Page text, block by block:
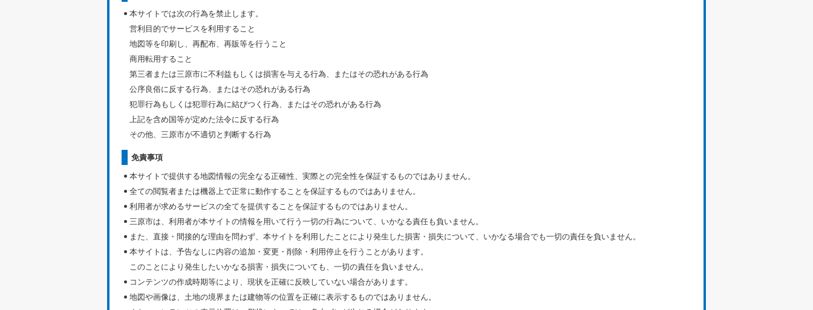
本サイトでは次の行為を禁止します。
営利目的でサービスを利用すること
地図等を印刷し、再配布、再販等を行うこと
商用転用すること
第三者または三原市に不利益もしくは損害を与える行為、またはその恐れがある行為
公序良俗に反する行為、またはその恐れがある行為
犯罪行為もしくは犯罪行為に結びつく行為、またはその恐れがある行為
上記を含め国等が定めた法令に反する行為
その他、三原市が不適切と判断する行為
免責事項
本サイトで提供する地図情報の完全なる正確性、実際との完全性を保証するものではありません。
全ての閲覧者または機器上で正常に動作することを保証するものではありません。
利用者が求めるサービスの全てを提供することを保証するものではありません。
三原市は、利用者が本サイトの情報を用いて行う一切の行為について、いかなる責任も負いません。
また、直接・間接的な理由を問わず、本サイトを利用したことにより発生した損害・損失について、いかなる場合でも一切の責任を負いません。
本サイトは、予告なしに内容の追加・変更・削除・利用停止を行うことがあります。
このことにより発生したいかなる損害・損失についても、一切の責任を負いません。
コンテンツの作成時期等により、現状を正確に反映していない場合があります。
地図や画像は、土地の境界または建物等の位置を正確に表示するものではありません。